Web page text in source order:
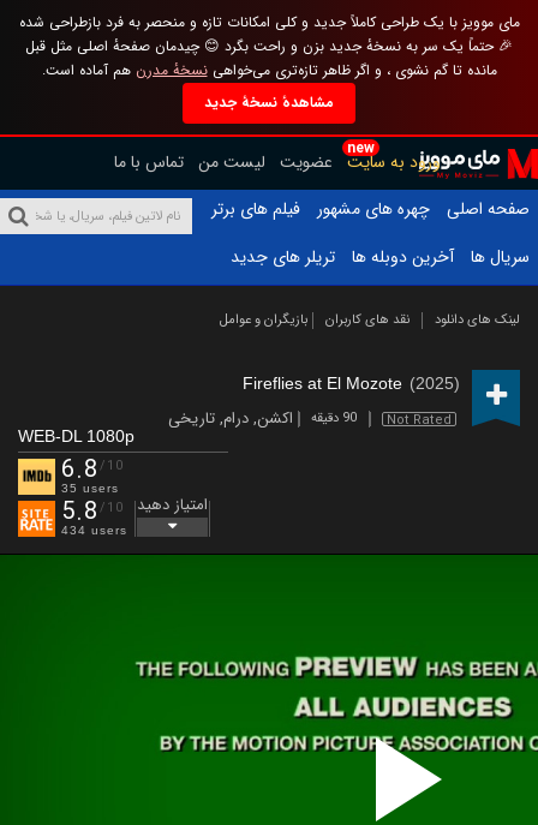
مای موویز با یک طراحی کاملاً جدید و کلی امکانات تازه و منحصر به فرد بازطراحی شده
🎉 حتماً یک سر به نسخهٔ جدید بزن و راحت بگرد 😊 چیدمان صفحهٔ اصلی مثل قبل
مانده تا گم نشوی ، و اگر ظاهر تازه‌تری می‌خواهی نسخهٔ مدرنهم آماده است.
مشاهدهٔ نسخهٔ جدید
new
ورود به سایت عضویت لیست من
تماس با ما
صفحه اصلی
چهره های مشهور
فیلم های برتر
سریال ها
آخرین دوبله ها تریلر های جدید
لینک های دانلود نقد های کاربران بازیگران و عوامل
Fireflies at El Mozote (2025)
Not Rated 90 دقیقه اکشن,درام,تاریخی
WEB-DL 1080p
6.8/10
35 users
5.8/10
434 users
امتیاز دهید